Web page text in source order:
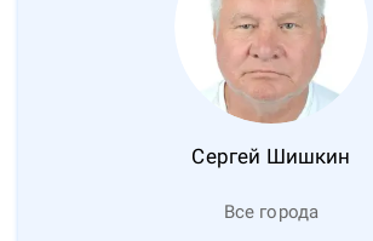
Сергей Шишкин
Все города